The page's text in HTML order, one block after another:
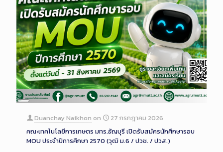
Long
Description
Duanchay Naikhon on
27 กรกฎาคม 2026
คณะเทคโนโลยีการเกษตร มทร.ธัญบุรี เปิดรับสมัครนักศึกษารอบ
MOU ประจำปีการศึกษา 2570 (วุฒิ ม.6 / ปวช. / ปวส.)